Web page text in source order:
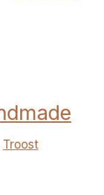
Troost